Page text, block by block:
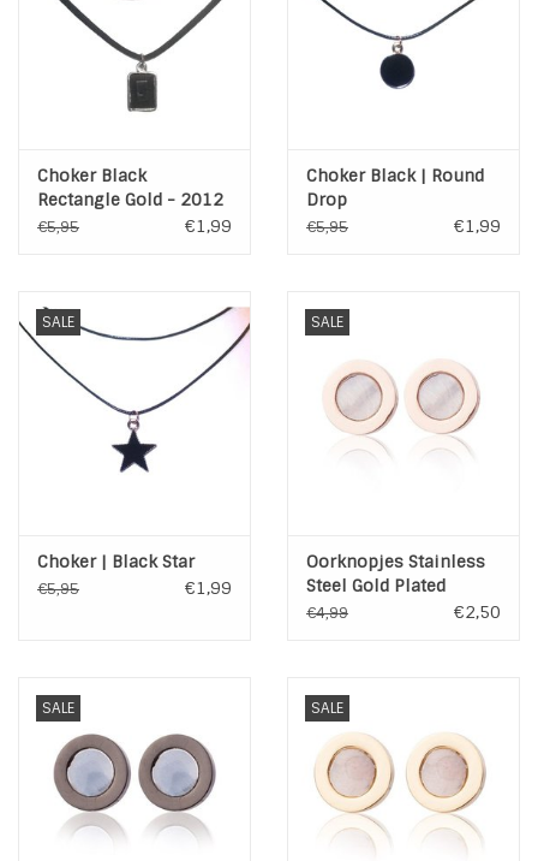
Choker Black
Rectangle Gold - 2012
€5,95 €1,99
Choker Black | Round
Drop
€5,95 €1,99
SALE
Choker | Black Star
€5,95 €1,99
SALE
Oorknopjes Stainless
Steel Gold Plated
€4,99 €2,50
SALE SALE